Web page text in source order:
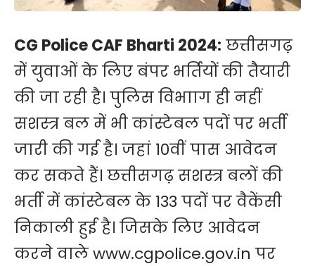
CG Police CAF Bharti 2024: छत्तीसगढ़
में युवाओं के लिए बंपर भर्तियों की तैयारी
की जा रही है। पुलिस विभााग ही नहीं
सशस्त्र बल में भी कांस्टेबल पदों पर भर्ती
जारी की गई है। जहां 10वीं पास आवेदन
कर सकते हैं। छत्तीसगढ़ सशस्त्र बलों की
भर्ती में कांस्टेबल के 133 पदों पर वैकेंसी
निकाली हुई है। जिसके लिए आवेदन
करने वाले www.cgpolice.gov.in पर